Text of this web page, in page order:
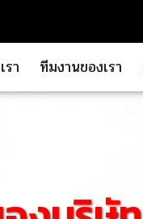
า ทีมงานของเรา